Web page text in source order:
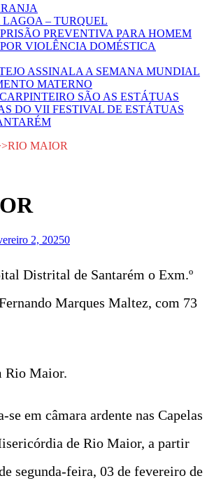
– TURQUEL
PREVENTIVA PARA HOMEM
VIOLÊNCIA DOMÉSTICA
ASSINALA A SEMANA MUNDIAL
MATERNO
SÃO AS ESTÁTUAS
DO VII FESTIVAL DE ESTÁTUAS
RIO MAIOR
2, 20250
Distrital de Santarém o Exm.º
Marques Maltez, com 73
Rio Maior.
se em câmara ardente nas Capelas
de Rio Maior, a partir
segunda-feira, 03 de fevereiro de